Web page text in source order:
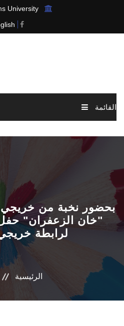
University
القائمة
بحضور نخبة من
"خان الزعفران"
لرابطة
الرئيسية